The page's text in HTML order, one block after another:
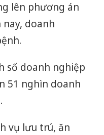
lên phương án
doanh
số doanh nghiệp
51 nghìn doanh
vụ lưu trú, ăn